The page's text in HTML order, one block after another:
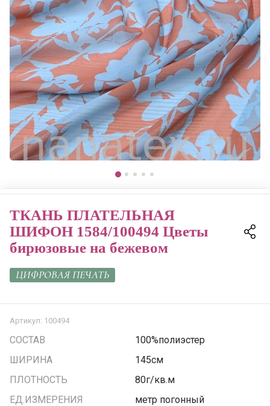
ТКАНЬ ПЛАТЕЛЬНАЯ
ШИФОН 1584/100494 Цветы
бирюзовые на бежевом
ЦИФРОВАЯ ПЕЧАТЬ
Артикул: 100494
СОСТАВ
100%полиэстер
ШИРИНА
145см
ПЛОТНОСТЬ
80г/кв.м
ЕД.ИЗМЕРЕНИЯ
метр погонный